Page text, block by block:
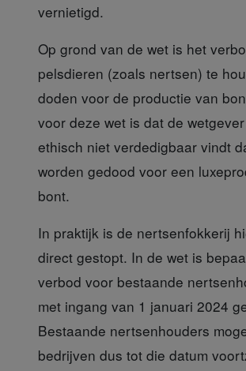
vernietigd.
Op grond van de wet is het
pelsdieren (zoals nertsen) te
doden voor de productie van
voor deze wet is dat de
ethisch niet verdedigbaar vindt
worden gedood voor een
bont.
In praktijk is de nertsenfokkerij
direct gestopt. In de wet is
verbod voor bestaande
met ingang van 1 januari 2024
Bestaande nertsenhouders
bedrijven dus tot die datum